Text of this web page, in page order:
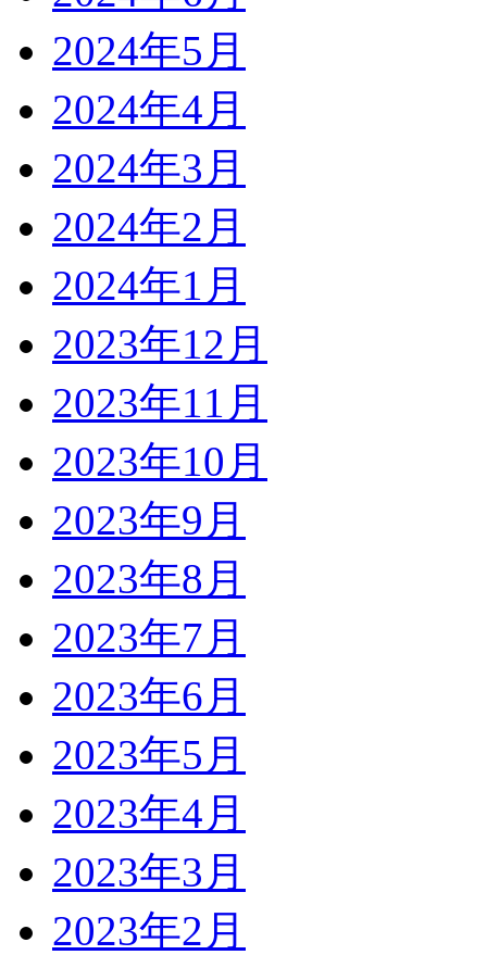
2024年5月
2024年4月
2024年3月
2024年2月
2024年1月
2023年12月
2023年11月
2023年10月
2023年9月
2023年8月
2023年7月
2023年6月
2023年5月
2023年4月
2023年3月
2023年2月